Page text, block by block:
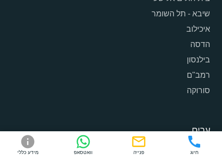
שיבא - תל השומר
איכילוב
הדסה
בילנסון
רמב"ם
סורוקה
ערים
תל אביב
חיוג פנייה וואטסאפ מידע כללי